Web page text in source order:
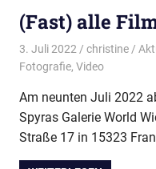
(Fast) alle
3. Juli 2022 christine
Fotografie, Video
Am neunten Juli 2022
Spyras Galerie World
Straße 17 in 15323